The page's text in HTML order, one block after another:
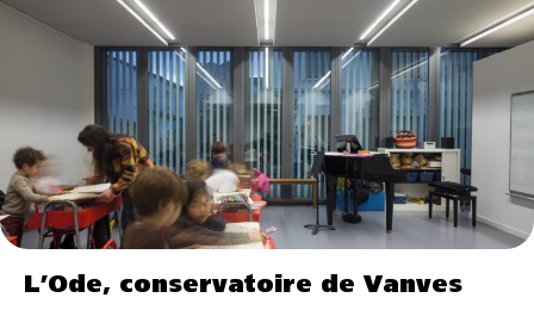
L’Ode, conservatoire de Vanves